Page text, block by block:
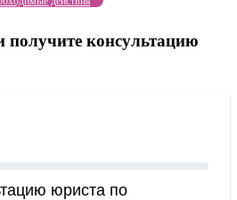
получите консультацию